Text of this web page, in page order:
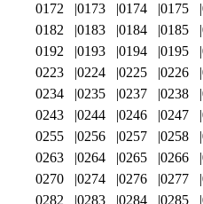
0172
0173 0174 0175
0182
0183 0184 0185
0192
0193 0194 0195
0223
0224 0225 0226
0234
0235 0237 0238
0243
0244 0246 0247
0255
0256 0257 0258
0263
0264 0265 0266
0270
0274 0276 0277
0282
0283 0284 0285